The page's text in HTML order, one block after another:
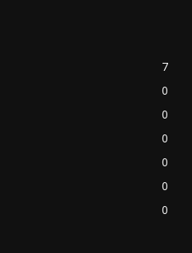
7
0
0
0
0
0
0